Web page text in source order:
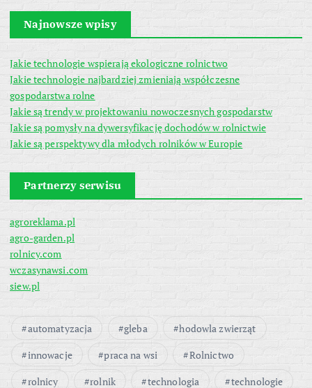
Najnowsze wpisy
Jakie technologie wspierają ekologiczne rolnictwo
Jakie technologie najbardziej zmieniają współczesne
gospodarstwa rolne
Jakie są trendy w projektowaniu nowoczesnych gospodarstw
Jakie są pomysły na dywersyfikację dochodów w rolnictwie
Jakie są perspektywy dla młodych rolników w Europie
Partnerzy serwisu
agroreklama.pl
agro-garden.pl
rolnicy.com
wczasynawsi.com
siew.pl
automatyzacja gleba
hodowla zwierząt
innowacje
praca na wsi
Rolnictwo
rolnicy
rolnik technologia
technologie